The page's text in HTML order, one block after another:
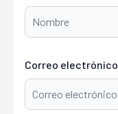
Correo electrónico